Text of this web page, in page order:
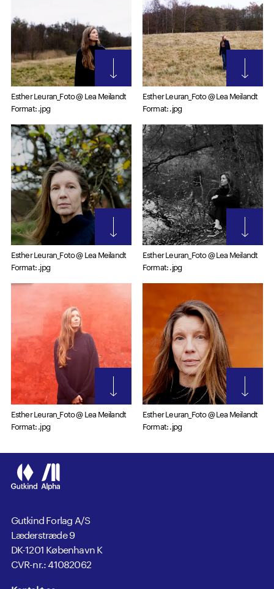
Esther Leuran_Foto @ Lea Meilandt
Format: .jpg
Esther Leuran_Foto @ Lea Meilandt
Format: .jpg
Esther Leuran_Foto @ Lea Meilandt
Format: .jpg
Esther Leuran_Foto @ Lea Meilandt
Format: .jpg
Esther Leuran_Foto @ Lea Meilandt
Format: .jpg
Esther Leuran_Foto @ Lea Meilandt
Format: .jpg
Gutkind Forlag A/S
Læderstræde 9
DK-1201 København K
CVR-nr.: 41082062